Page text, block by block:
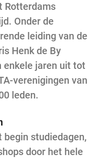
Rotterdams
Onder de
leiding van de
Henk de By
enkele jaren uit tot
verenigingen van
leden.
begin studiedagen,
door het hele